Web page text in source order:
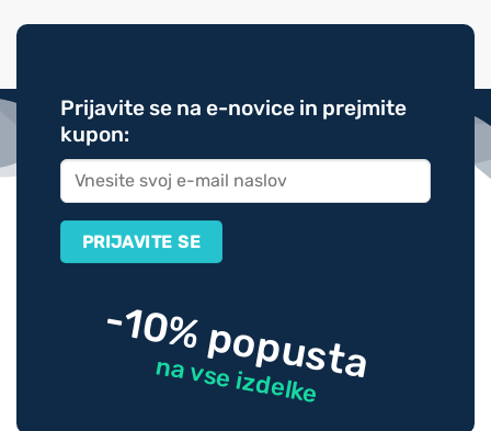
Prijavite se na e-novice in prejmite
kupon:
-10% popusta
na vse izdelke